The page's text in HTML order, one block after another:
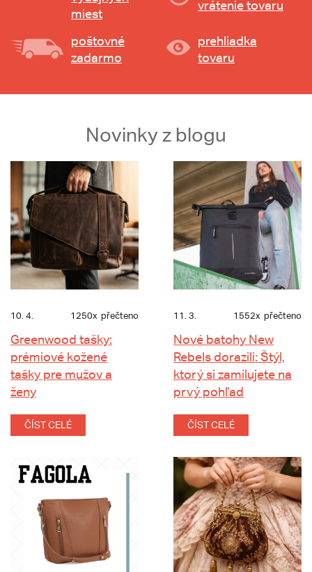
miest
vrátenie tovaru
poštovné
zadarmo
prehliadka
tovaru
Novinky z blogu
10. 4. 1250x přečteno
Greenwood tašky:
prémiové kožené
tašky pre mužov a
ženy
ČÍST CELÉ
11. 3. 1552x přečteno
Nové batohy New
Rebels dorazili: Štýl,
ktorý si zamilujete na
prvý pohľad
ČÍST CELÉ